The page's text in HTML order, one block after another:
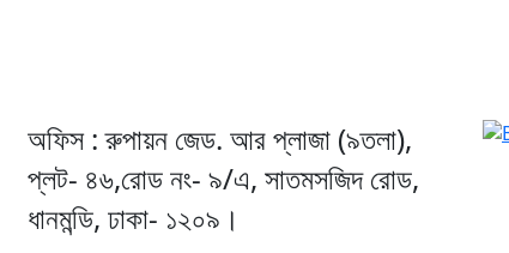
অফিস : রুপায়ন জেড. আর প্লাজা (৯তলা),
প্লট- ৪৬,রোড নং- ৯/এ, সাতমসজিদ রোড,
ধানমন্ডি, ঢাকা- ১২০৯।